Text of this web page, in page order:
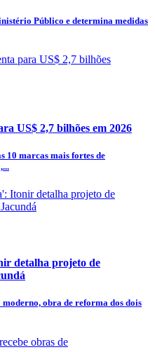
Público e determina medidas
US$ 2,7 bilhões em 2026
10 marcas mais fortes de
detalha projeto de
obra de reforma dos dois